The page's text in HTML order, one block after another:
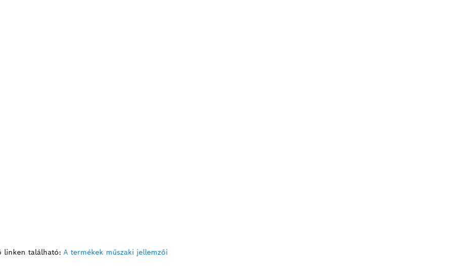
linken található: A termékek műszaki jellemzői